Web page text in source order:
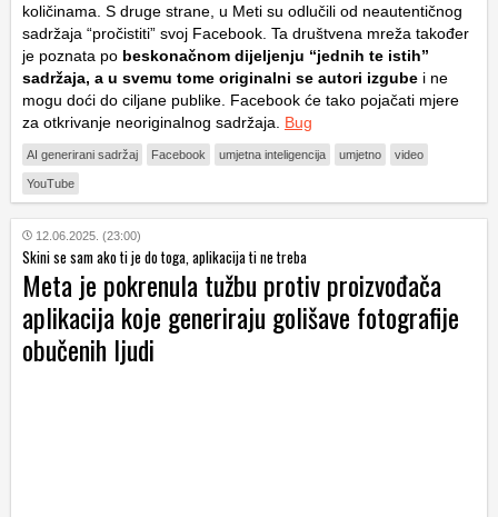
količinama. S druge strane, u Meti su odlučili od neautentičnog
sadržaja “pročistiti” svoj Facebook. Ta društvena mreža također
je poznata po beskonačnom dijeljenju “jednih te istih”
sadržaja, a u svemu tome originalni se autori izgube i ne
mogu doći do ciljane publike. Facebook će tako pojačati mjere
za otkrivanje neoriginalnog sadržaja. Bug
AI generirani sadržaj Facebook umjetna inteligencija umjetno video
YouTube
12.06.2025. (23:00)
Skini se sam ako ti je do toga, aplikacija ti ne treba
Meta je pokrenula tužbu protiv proizvođača
aplikacija koje generiraju golišave fotografije
obučenih ljudi